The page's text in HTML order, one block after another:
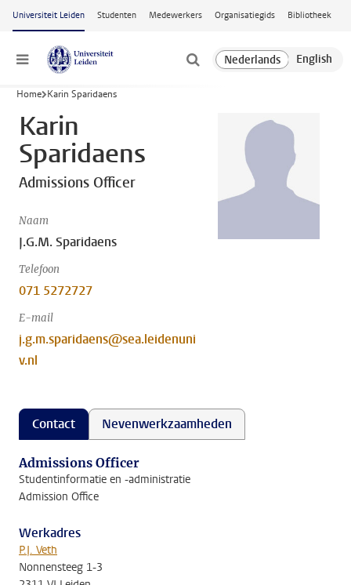
Ga naar hoofdinhoud
Universiteit Leiden Studenten Medewerkers Organisatiegids Bibliotheek
Menu
Home Karin Sparidaens
Karin
Sparidaens
Admissions Officer
Naam
J.G.M. Sparidaens
Telefoon
071 5272727
E-mail
j.g.m.sparidaens@sea.leidenuni
v.nl
Contact Nevenwerkzaamheden
Admissions Officer
Studentinformatie en -administratie
Admission Office
Werkadres
P.J. Veth
Nonnensteeg 1-3